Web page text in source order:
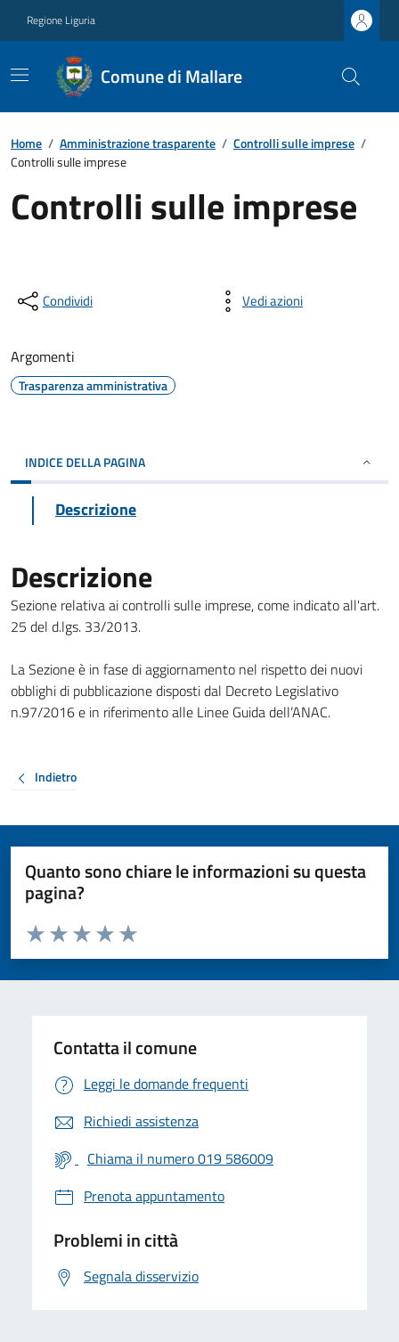
Regione Liguria
Comune di Mallare
Home / Amministrazione trasparente / Controlli sulle imprese /
Controlli sulle imprese
Controlli sulle imprese
Condividi Vedi azioni
Argomenti
Trasparenza amministrativa
INDICE DELLA PAGINA
Descrizione
Descrizione
Sezione relativa ai controlli sulle imprese, come indicato all'art.
25 del d.lgs. 33/2013.
La Sezione è in fase di aggiornamento nel rispetto dei nuovi
obblighi di pubblicazione disposti dal Decreto Legislativo
n.97/2016 e in riferimento alle Linee Guida dell’ANAC.
Indietro
Quanto sono chiare le informazioni su questa
pagina?
Valuta da 1 a 5 stelle la pagina
Valuta 5 stelle su 5
Valuta 4 stelle su 5
Valuta 3 stelle su 5
Valuta 2 stelle su 5
Valuta 1 stelle su 5
Contatta il comune
Leggi le domande frequenti
Richiedi assistenza
Chiama il numero 019 586009
Prenota appuntamento
Problemi in città
Segnala disservizio